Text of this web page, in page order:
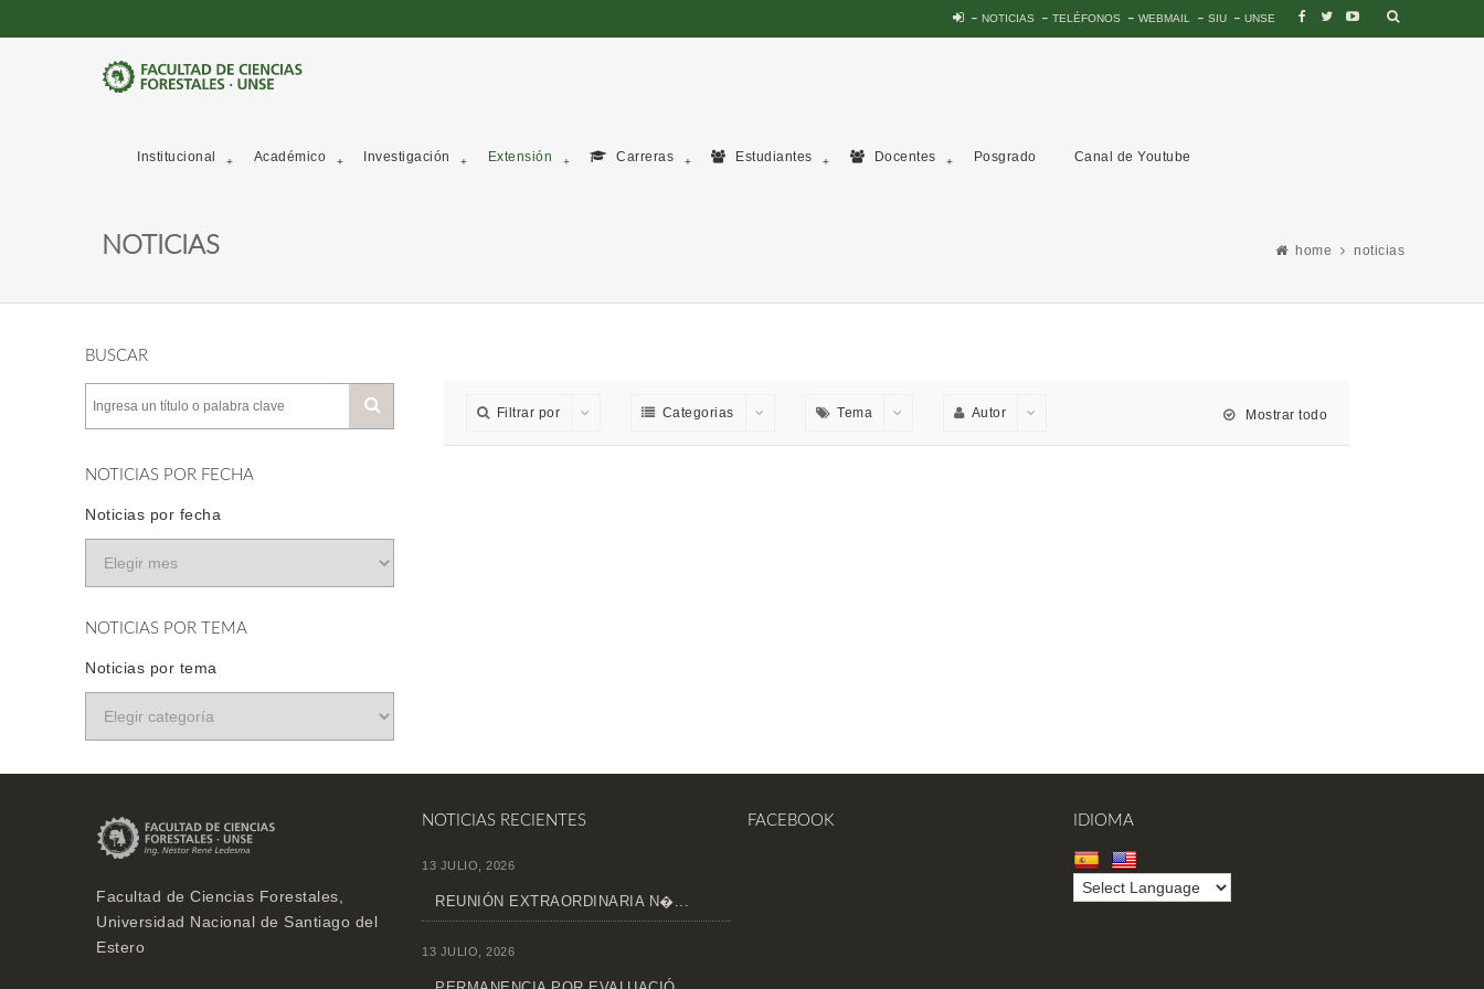
NOTICIAS TELÉFONOS WEBMAIL SIU UNSE
Institucional Académico Investigación Extensión Carreras Estudiantes Docentes Posgrado Canal de Youtube
NOTICIAS home noticias
BUSCAR
NOTICIAS POR FECHA
Noticias por fecha
NOTICIAS POR TEMA
Noticias por tema
Filtrar por Categorias Tema Autor Mostrar todo
Facultad de Ciencias Forestales,
Universidad Nacional de Santiago del
Estero
NOTICIAS RECIENTES
13 JULIO, 2026
REUNIÓN EXTRAORDINARIA N�...
13 JULIO, 2026
FACEBOOK IDIOMA